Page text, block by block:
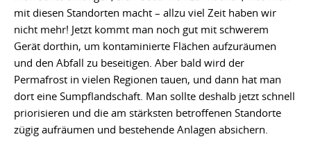
mit diesen Standorten macht – allzu viel Zeit haben wir
nicht mehr! Jetzt kommt man noch gut mit schwerem
Gerät dorthin, um kontaminierte Flächen aufzuräumen
und den Abfall zu beseitigen. Aber bald wird der
Permafrost in vielen Regionen tauen, und dann hat man
dort eine Sumpflandschaft. Man sollte deshalb jetzt schnell
priorisieren und die am stärksten betroffenen Standorte
zügig aufräumen und bestehende Anlagen absichern.